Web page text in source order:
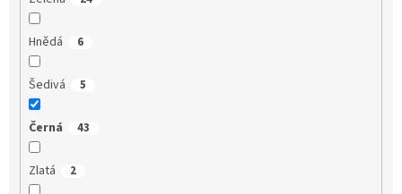
Hnědá 6
Šedivá 5
Černá 43
Zlatá 2